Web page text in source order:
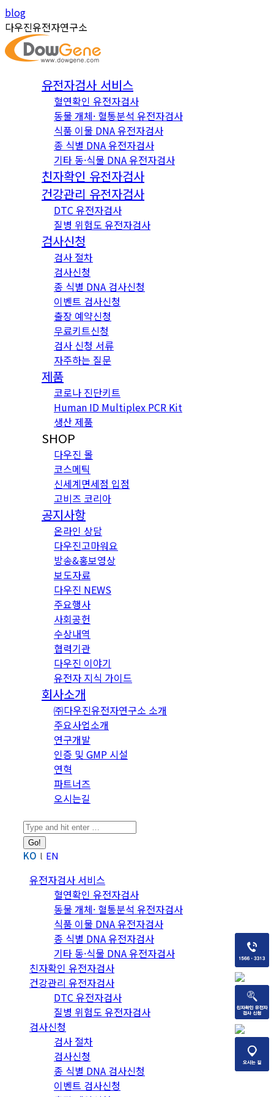
Skip
to
content
Instagram
page
opens
in
YouTube
page
opens
in
blog
다우진유전자연구소
유전자검사 서비스
혈연확인 유전자검사
동물 개체· 혈통분석 유전자검사
식품 이물 DNA 유전자검사
종 식별 DNA 유전자검사
기타 동·식물 DNA 유전자검사
친자확인 유전자검사
건강관리 유전자검사
DTC 유전자검사
질병 위험도 유전자검사
검사신청
검사 절차
검사신청
종 식별 DNA 검사신청
이벤트 검사신청
출장 예약신청
무료키트신청
검사 신청 서류
자주하는 질문
제품
코로나 진단키트
Human ID Multiplex PCR Kit
생산 제품
SHOP
다우진 몰
코스메틱
신세계면세점 입점
고비즈 코리아
공지사항
온라인 상담
다우진고마워요
방송&홍보영상
보도자료
다우진 NEWS
주요행사
사회공헌
수상내역
협력기관
다우진 이야기
유전자 지식 가이드
회사소개
㈜다우진유전자연구소 소개
주요사업소개
연구개발
인증 및 GMP 시설
연혁
파트너즈
오시는길
Search:
KO EN
유전자검사 서비스
혈연확인 유전자검사
동물 개체· 혈통분석 유전자검사
식품 이물 DNA 유전자검사
종 식별 DNA 유전자검사
기타 동·식물 DNA 유전자검사
친자확인 유전자검사
건강관리 유전자검사
DTC 유전자검사
질병 위험도 유전자검사
검사신청
검사 절차
검사신청
종 식별 DNA 검사신청
이벤트 검사신청